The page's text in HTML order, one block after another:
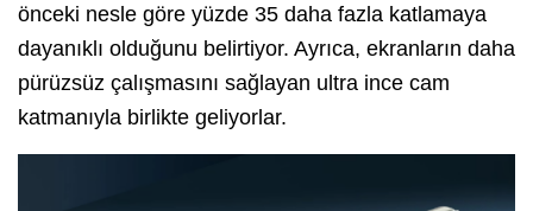
önceki nesle göre yüzde 35 daha fazla katlamaya
dayanıklı olduğunu belirtiyor. Ayrıca, ekranların daha
pürüzsüz çalışmasını sağlayan ultra ince cam
katmanıyla birlikte geliyorlar.